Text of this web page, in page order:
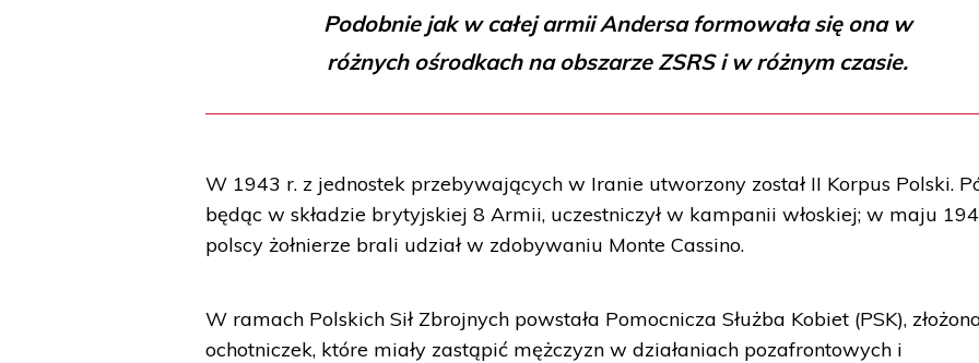
Podobnie jak w całej armii Andersa formowała się ona w
różnych ośrodkach na obszarze ZSRS i w różnym czasie.
W 1943 r. z jednostek przebywających w Iranie utworzony został II Korpus Polski.
będąc w składzie brytyjskiej 8 Armii, uczestniczył w kampanii włoskiej; w maju
polscy żołnierze brali udział w zdobywaniu Monte Cassino.
W ramach Polskich Sił Zbrojnych powstała Pomocnicza Służba Kobiet (PSK),
ochotniczek, które miały zastąpić mężczyzn w działaniach pozafrontowych i